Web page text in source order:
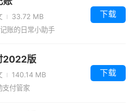
33.72 MB
账的日常小助手
下载
2022版
140.14 MB
支付管家
下载